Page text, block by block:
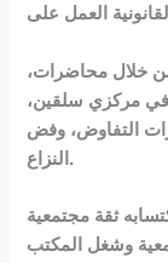
العمل على
خلال محاضرات،
في مركزي سلقين،
التفاوض، وفض
النزاع.
ثقة مجتمعية
وشغل المكتب